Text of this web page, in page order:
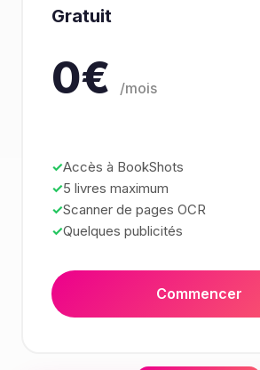
Gratuit
0€ /mois
Accès à BookShots
5 livres maximum
Scanner de pages OCR
Quelques publicités
Commencer